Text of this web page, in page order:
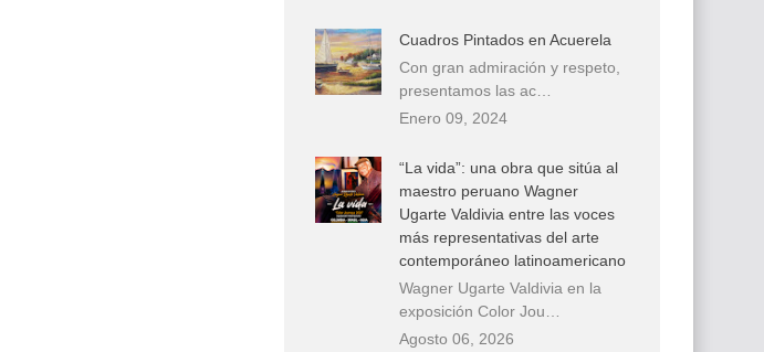
Cuadros Pintados en Acuerela
Con gran admiración y respeto,
presentamos las ac…
Enero 09, 2024
“La vida”: una obra que sitúa al
maestro peruano Wagner
Ugarte Valdivia entre las voces
más representativas del arte
contemporáneo latinoamericano
Wagner Ugarte Valdivia en la
exposición Color Jou…
Agosto 06, 2026